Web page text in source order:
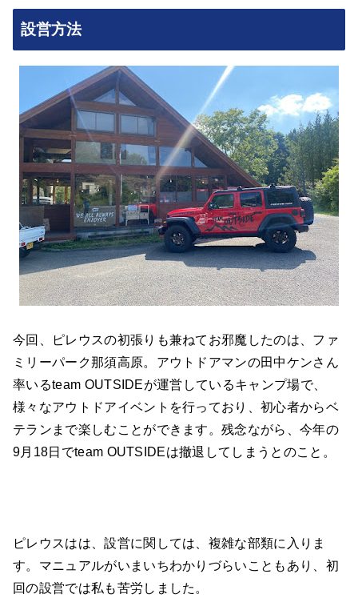
設営方法
今回、ピレウスの初張りも兼ねてお邪魔したのは、ファ
ミリーパーク那須高原。アウトドアマンの田中ケンさん
率いるteam OUTSIDEが運営しているキャンプ場で、
様々なアウトドアイベントを行っており、初心者からベ
テランまで楽しむことができます。残念ながら、今年の
9月18日でteam OUTSIDEは撤退してしまうとのこと。
ピレウスはは、設営に関しては、複雑な部類に入りま
す。マニュアルがいまいちわかりづらいこともあり、初
回の設営では私も苦労しました。